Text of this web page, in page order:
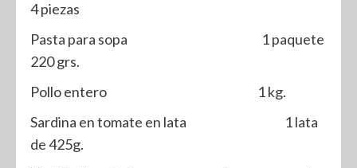
4 piezas
Pasta para sopa 1 paquete
220 grs.
Pollo entero 1 kg.
Sardina en tomate en lata 1 lata
de 425g.